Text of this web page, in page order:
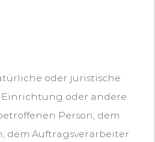
oder juristische
Einrichtung oder andere
Person, dem
dem Auftragsverarbeiter